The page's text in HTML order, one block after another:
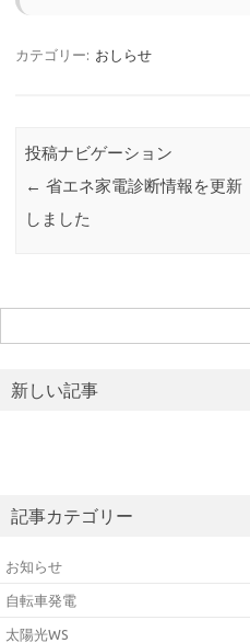
カテゴリー: おしらせ
投稿ナビゲーション
← 省エネ家電診断情報を更新
しました
索:
新しい記事
記事カテゴリー
お知らせ
自転車発電
太陽光WS